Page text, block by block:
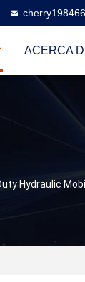
ACERCA
Hydraulic